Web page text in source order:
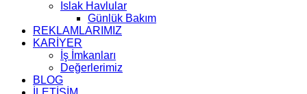
Islak Havlular
Günlük Bakım
REKLAMLARIMIZ
KARİYER
İş İmkanları
Değerlerimiz
BLOG